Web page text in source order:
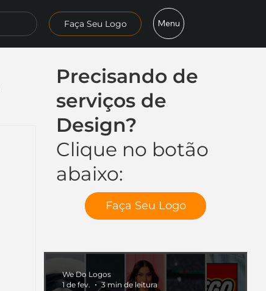
Faça Seu Logo Menu
Precisando de
serviços de
Design?
Clique no botão
abaixo:
Faça Seu Logo
We Do Logos
1 de fev.
3 min de leitura